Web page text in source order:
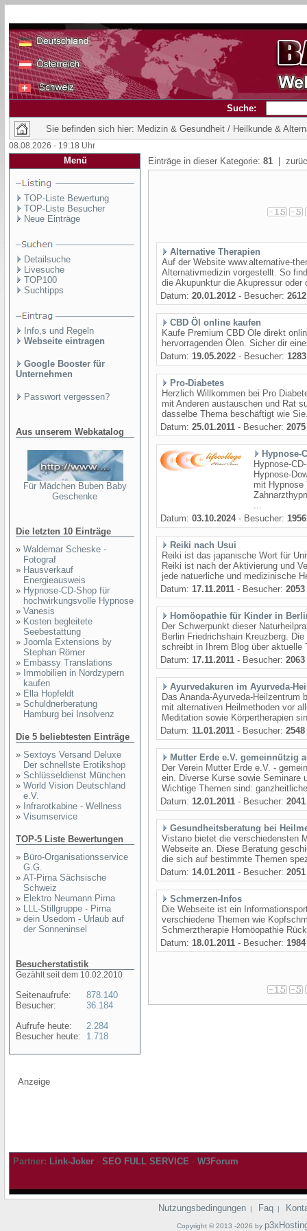
Suche:
Sie befinden sich hier: Medizin & Gesundheit / Heilkunde &
08.08.2026 - 19:18 Uhr
Menü
TOP-Liste Bewertung
TOP-Liste Besucher
Neue Einträge
Detailsuche
Livesuche
TOP100
Suchtipps
Info,s und Regeln
Webseite eintragen
Google Booster für
Unternehmen
Passwort vergessen?
Aus unserem Webkatalog
Für Mädchen Buben Baby
Geschenke
Die letzten 10 Einträge
» Waldemar Scheske -
Fotograf
» Hausverkauf
Energieausweis
» Hypnose-CD-Shop für
hochwirkungsvolle Hypnose
» Vanesis
» Kosten begleitete
Seebestattung
» Joomla Extensions by
Stephan Römer
» Embassy Translations
» Immobilien in Nordzypern
kaufen
» Ella Hopfeldt
» Schuldnerberatung
Hamburg bei Insolvenz
Die 5 beliebtesten Einträge
» Sextoys Versand Deluxe
Der schnellste Erotikshop
» Schlüsseldienst München
» World Vision Deutschland
e.V.
» Infrarotkabine - Wellness
» Visumservice
TOP-5 Liste Bewertungen
» Büro-Organisationsservice
G.G.
» AT-Pirna Sächsische
Schweiz
» Elektro Neumann Pirna
» LLL-Stillgruppe - Pirna
» dein Usedom - Urlaub auf
der Sonneninsel
Besucherstatistik
Gezählt seit dem 10.02.2010
Seitenaufrufe:
Besucher:
Aufrufe heute:
Besucher heute:
878.140
36.184
2.284
1.718
Einträge in dieser Kategorie: 81 |
Alternative Therapien
Auf der Website www.alternative-
Alternativmedizin vorgestellt. So
die Akupunktur die Akupressur
Datum: 20.01.2012 - Besucher: 2612
CBD Öl online kaufen
Kaufe Premium CBD Öle direkt
hervorragenden Ölen. Sicher dir
Datum: 19.05.2022 - Besucher: 1283
Pro-Diabetes
Herzlich Willkommen bei Pro
mit Anderen austauschen und Rat
dasselbe Thema beschäftigt wie
Datum: 25.01.2011 - Besucher: 2075
Hypnose-
Hypnose-
Hypnose-
mit Hypnose
...
Datum: 03.10.2024- Besucher: 1956
Reiki nach Usui
Reiki ist das japanische Wort für
Reiki ist nach der Aktivierung und
jede natuerliche und medizinische
Datum: 17.11.2011 - Besucher: 2053
Homöopathie für Kinder in
Der Schwerpunkt dieser
Berlin Friedrichshain Kreuzberg.
schreibt in Ihrem Blog über aktuelle
Datum: 17.11.2011 - Besucher: 2063
Ayurvedakuren im Ayurveda-
Das Ananda-Ayurveda-
mit alternativen Heilmethoden vor
Meditation sowie Körpertherapien
Datum: 11.01.2011 - Besucher: 2548
Mutter Erde e.V. gemeinnützig
Der Verein Mutter Erde e.V. -
ein. Diverse Kurse sowie Seminare
Wichtige Themen sind:
Datum: 12.01.2011 - Besucher: 2041
Gesundheitsberatung bei
Vistano bietet die verschiedensten
Webseite an. Diese Beratung
die sich auf bestimmte Themen
Datum: 14.01.2011 - Besucher: 2051
Schmerzen-Infos
Die Webseite ist ein
verschiedene Themen wie
Schmerztherapie Homöopathie
Datum: 18.01.2011 - Besucher: 1984
Anzeige
Partner: Link-Joker - SEO FULL SERVICE - W3Forum
Nutzungsbedingungen | Faq |
Copyright © 2013 -2026 by